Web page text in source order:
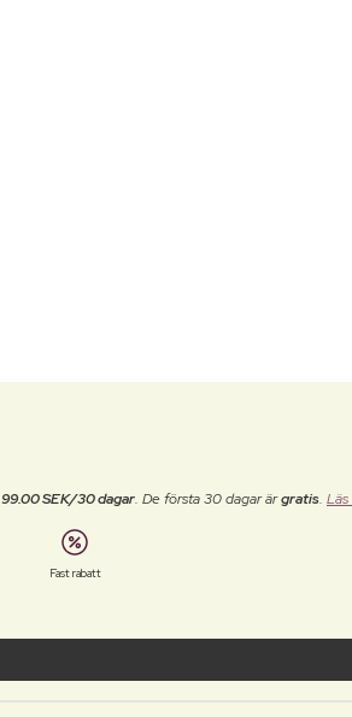
99.00 SEK/30 dagar. De första 30 dagar ärgratis.
Fast rabatt